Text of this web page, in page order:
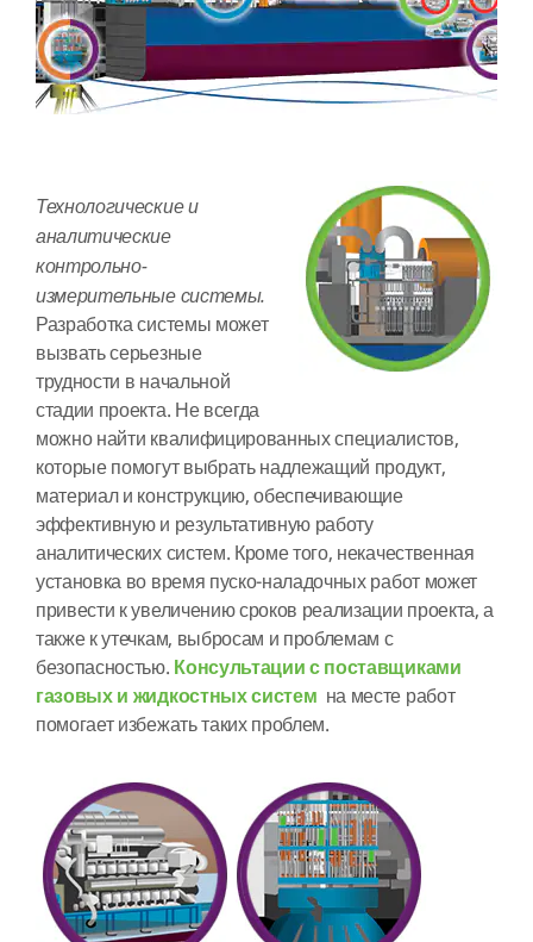
Технологические и
аналитические
контрольно-
измерительные системы.
Разработка системы может
вызвать серьезные
трудности в начальной
стадии проекта. Не всегда
можно найти квалифицированных специалистов,
которые помогут выбрать надлежащий продукт,
материал и конструкцию, обеспечивающие
эффективную и результативную работу
аналитических систем. Кроме того, некачественная
установка во время пуско-наладочных работ может
привести к увеличению сроков реализации проекта, а
также к утечкам, выбросам и проблемам с
безопасностью. Консультации с поставщиками
газовых и жидкостных систем на месте работ
помогает избежать таких проблем.